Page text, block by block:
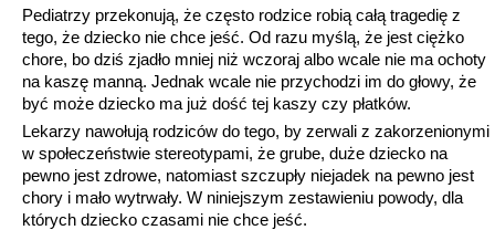
Pediatrzy przekonują, że często rodzice robią całą tragedię z
tego, że dziecko nie chce jeść. Od razu myślą, że jest ciężko
chore, bo dziś zjadło mniej niż wczoraj albo wcale nie ma ochoty
na kaszę manną. Jednak wcale nie przychodzi im do głowy, że
być może dziecko ma już dość tej kaszy czy płatków.
Lekarzy nawołują rodziców do tego, by zerwali z zakorzenionymi
w społeczeństwie stereotypami, że grube, duże dziecko na
pewno jest zdrowe, natomiast szczupły niejadek na pewno jest
chory i mało wytrwały. W niniejszym zestawieniu powody, dla
których dziecko czasami nie chce jeść.